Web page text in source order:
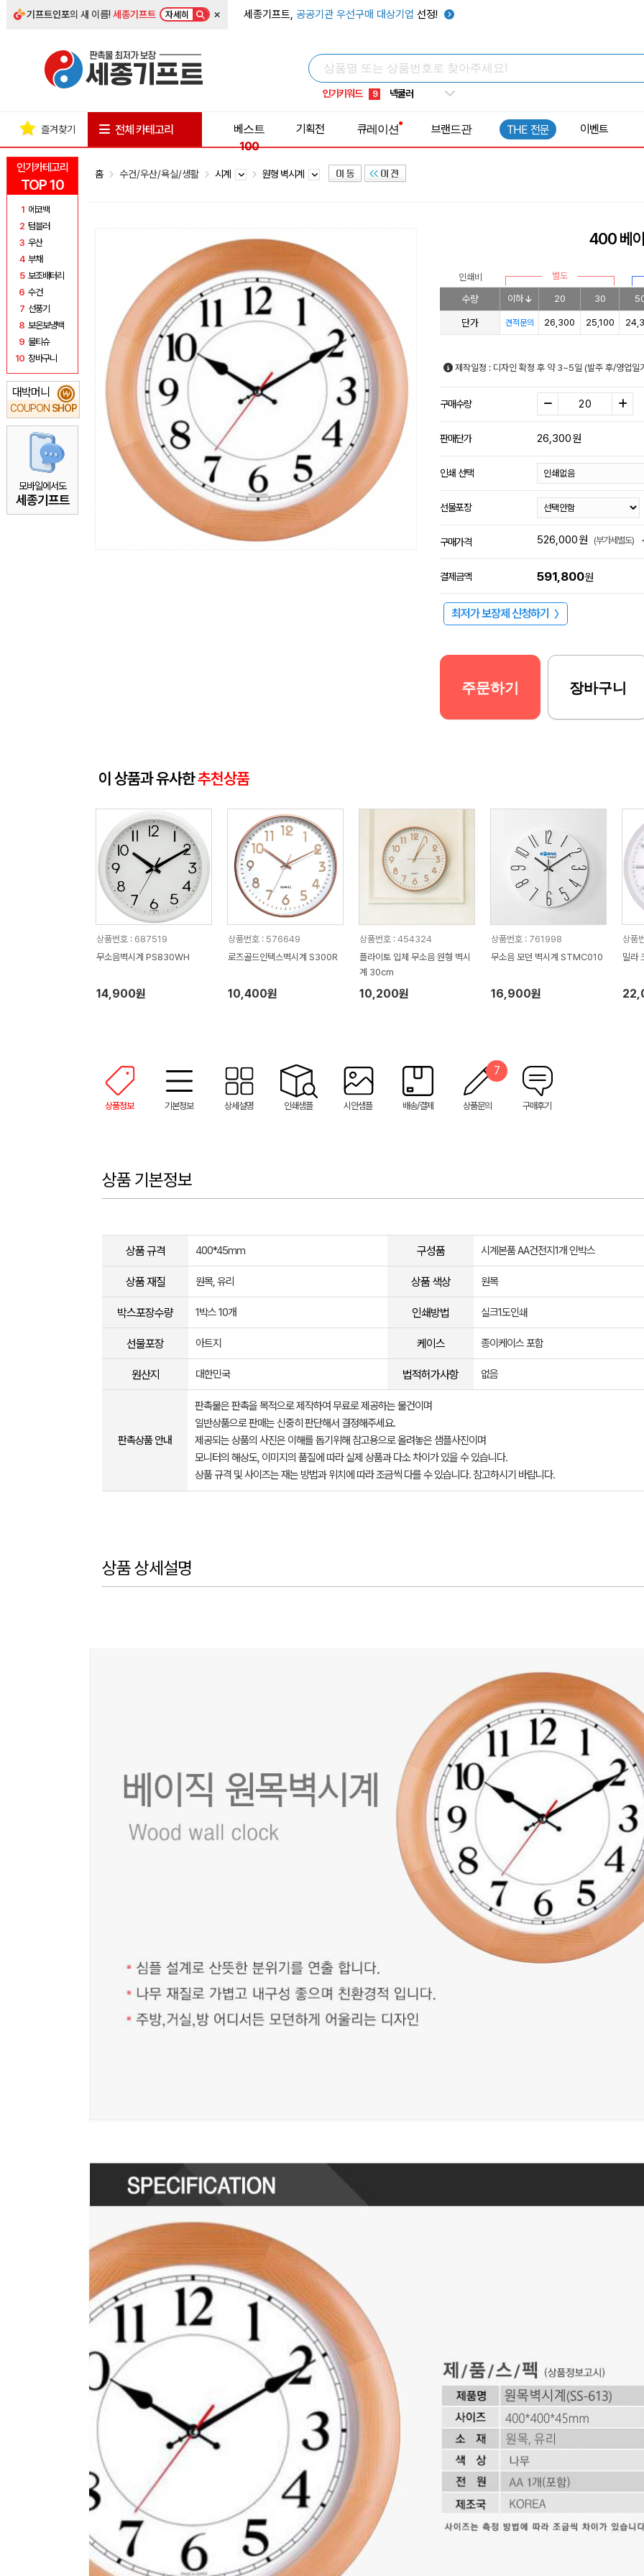
기프트인포의 새 이름!세종기프트 자세히 × 세종기프트, 공공기관 우선구매 대상기업 선정!
인기키워드
5 키캡
8 쿨토시
9 넥쿨러
1 선풍기
인기카테고리
TOP 10
1 에코백
2 텀블러
3 우산
4 부채
5 보조배터리
6 수건
7 선풍기
8 보온보냉백
9 물티슈
10 장바구니
대박머니
COUPON SHOP
₩
모바일에서도
세종기프트
즐겨찾기 전체 카테고리
베스트
100
기획전 큐레이션 브랜드관 THE 전문 이벤트
홈 수건/우산/욕실/생활 시계 원형 벽시계
400 베
인쇄비 별도
수량 이하 20 30
단가 견적문의 26,300 25,100
제작일정 : 디자인 확정 후 약 3~5일 (발주 후/영업일
구매수량
판매단가 26,300원
인쇄 선택
선물포장
구매가격 526,000원 (부가세별도)
결제금액 591,800원
최저가 보장제 신청하기 〉
주문하기 장바구니
이 상품과 유사한추천상품
상품번호 : 687519
무소음벽시계 PS830WH
14,900원
상품번호 : 576649
로즈골드인텍스벽시계 S300R
10,400원
상품번호 : 454324
플라이토 입체 무소음 원형 벽시
계 30cm
10,200원
상품번호 : 761998
무소음 모던 벽시계 STMC010
16,900원
상품
밀라
상품정보 기본정보 상세설명 인쇄샘플 시안샘플 배송/결제 상품문의
7
구매후기
상품 기본정보
상품 규격 400*45mm 구성품 시계본품 AA건전지1개 인박스
상품 재질 원목, 유리 상품 색상 원목
박스포장수량 1박스 10개 인쇄방법 실크1도인쇄
선물포장 아트지 케이스 종이케이스 포함
원산지 대한민국 법적허가사항 없음
판촉상품 안내
판촉물은 판촉을 목적으로 제작하여 무료로 제공하는 물건이며
일반상품으로 판매는 신중히 판단해서 결정해주세요.
제공되는 상품의 사진은 이해를 돕기위해 참고용으로 올려놓은 샘플사진이며
모니터의 해상도, 이미지의 품질에 따라 실제 상품과 다소 차이가 있을 수 있습니다.
상품 규격 및 사이즈는 재는 방법과 위치에 따라 조금씩 다를 수 있습니다. 참고하시기 바랍니다.
상품 상세설명